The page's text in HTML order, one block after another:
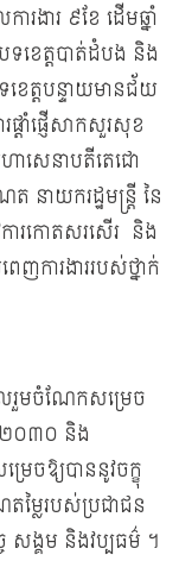
ងារ ៩ខែ ដើមឆ្នាំ
ខេត្តបាត់ដំបង និង
េត្តបន្ទាយមានជ័យ
ផ្ដាំផ្ញើសាកសួរសុខ
ាសេនាបតីតេជោ
ាយករដ្ឋមន្រ្ដី នៃ
ការកោតសរសើរ និង
េញការងាររបស់ថ្នាក់
លរួមចំណែកសម្រេច
២០៣០ និង
ចឱ្យបាននូវចក្ខុ
លៃរបស់ប្រជាជន
សង្គម និងវប្បធម៌ ។